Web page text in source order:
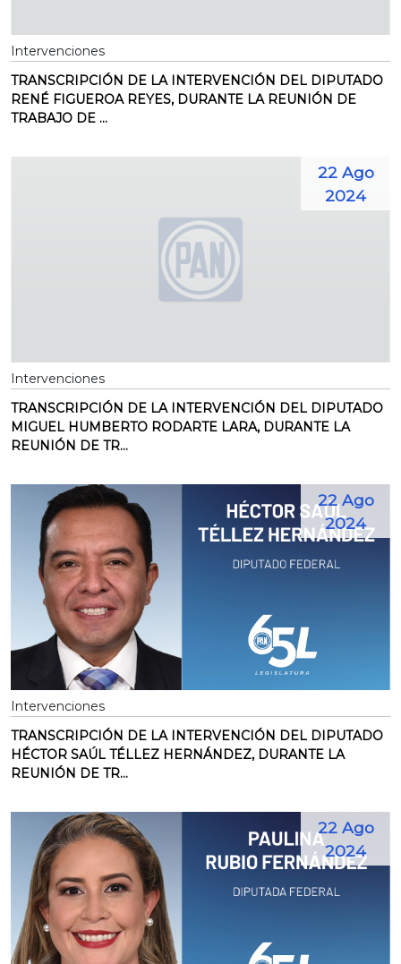
Intervenciones
TRANSCRIPCIÓN DE LA INTERVENCIÓN DEL DIPUTADO
RENÉ FIGUEROA REYES, DURANTE LA REUNIÓN DE
TRABAJO DE ...
22 Ago
2024
Intervenciones
TRANSCRIPCIÓN DE LA INTERVENCIÓN DEL DIPUTADO
MIGUEL HUMBERTO RODARTE LARA, DURANTE LA
REUNIÓN DE TR...
22 Ago
2024
Intervenciones
TRANSCRIPCIÓN DE LA INTERVENCIÓN DEL DIPUTADO
HÉCTOR SAÚL TÉLLEZ HERNÁNDEZ, DURANTE LA
REUNIÓN DE TR...
22 Ago
2024